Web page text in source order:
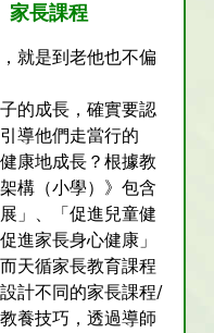
家長課程
就是到老他也不偏
的成長，確實要認
導他們走當行的
康地成長？根據教
構（小學）》包含
」、「促進兒童健
進家長身心健康」
天循家長教育課程
計不同的家長課程/
養技巧，透過導師